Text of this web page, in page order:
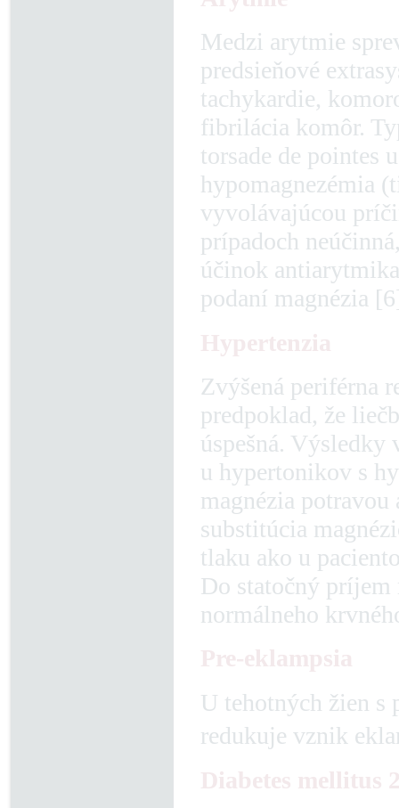
Medzi arytmie
predsieňové
tachykardie,
fibrilácia komôr.
torsade de pointes
hypomagnezémia
vyvolávajúcou
prípadoch
účinok
podaní magnézia
Zvýšená periférna
predpoklad, že
úspešná.
u hypertonikov s
magnézia
substitúcia
tlaku ako u
Do statočný príjem
normálneho
U tehotných žien s
redukuje vznik